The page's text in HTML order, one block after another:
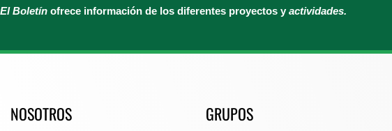
El Boletín ofrece información de los diferentes proyectos y actividades.
NOSOTROS GRUPOS